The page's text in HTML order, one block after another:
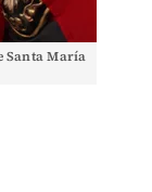
Santa María